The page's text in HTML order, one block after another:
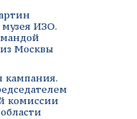
музея ИЗО.
Москвы
кампания.
комиссии